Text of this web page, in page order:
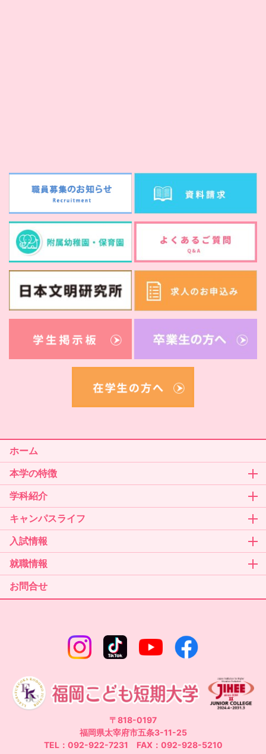
ホーム
本学の特徴
学科紹介
キャンパスライフ
入試情報
就職情報
お問合せ
〒818-0197
福岡県太宰府市五条3-11-25
TEL：092-922-7231 FAX：092-928-5210